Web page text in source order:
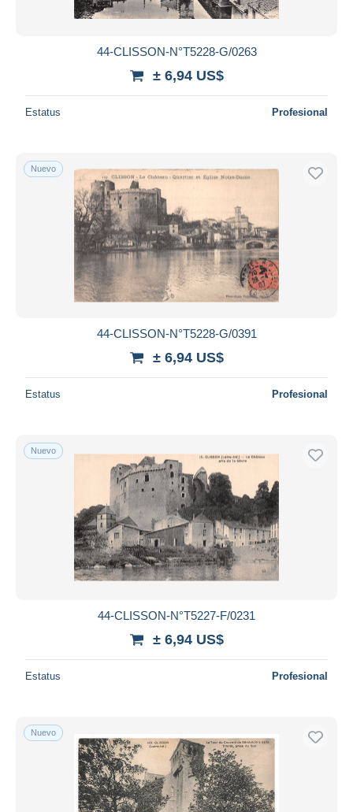
44-CLISSON-N°T5228-G/0263
± 6,94 US$
Estatus Profesional
Nuevo
44-CLISSON-N°T5228-G/0391
± 6,94 US$
Estatus Profesional
Nuevo
44-CLISSON-N°T5227-F/0231
± 6,94 US$
Estatus Profesional
Nuevo